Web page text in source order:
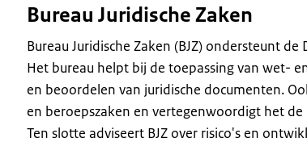
Bureau Juridische Zaken
Bureau Juridische Zaken (BJZ) ondersteunt
Het bureau helpt bij de toepassing van wet-
en beoordelen van juridische documenten.
en beroepszaken en vertegenwoordigt het
Ten slotte adviseert BJZ over risico's en